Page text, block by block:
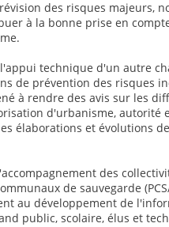
des risques majeurs,
à la bonne prise en
l'appui technique d'un autre
de prévention des risques
à rendre des avis sur les
d'urbanisme, autorité
élaborations et évolutions
des
de sauvegarde
au développement de
public, scolaire, élus et